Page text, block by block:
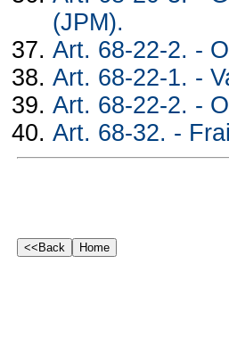
(JPM).
Art. 68-22-2. -
Art. 68-22-1. -
Art. 68-22-2. -
Art. 68-32. -